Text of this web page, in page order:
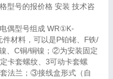
型号的报价格 安装 技术咨
偶型号组成 WR①K-
材料，可以是P铂铑、F铁/
、C铜/铜镍；②为安装固定
卡套螺纹、3可动卡套螺
法兰；③接线盒形式（自